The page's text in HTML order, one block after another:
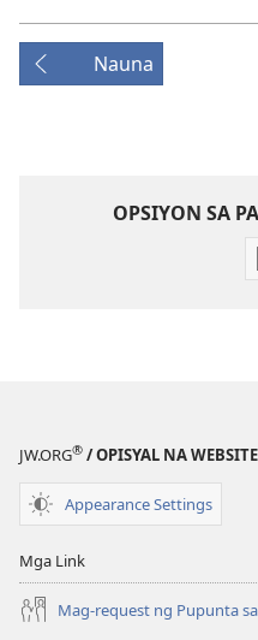
Nauna
OPSIYON SA
JW.ORG® / OPISYAL NA
Appearance Settings
Mga Link
Mag-request ng Pupunta